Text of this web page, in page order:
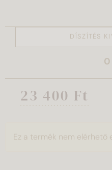
DÍSZÍTÉS
0
23 400 Ft
Ez a termék nem elérhető